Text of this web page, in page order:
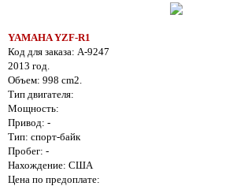
YAMAHA YZF-R1
Код для заказа: A-9247
2013 год.
Объем: 998 cm2.
Тип двигателя:
Мощность:
Привод: -
Тип: спорт-байк
Пробег: -
Нахождение: США
Цена по предоплате: